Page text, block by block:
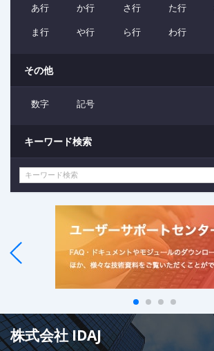
あ行 か行 さ行 た行
ま行
や行 ら行 わ行
その他
数字 記号
キーワード検索
株式会社 IDAJ